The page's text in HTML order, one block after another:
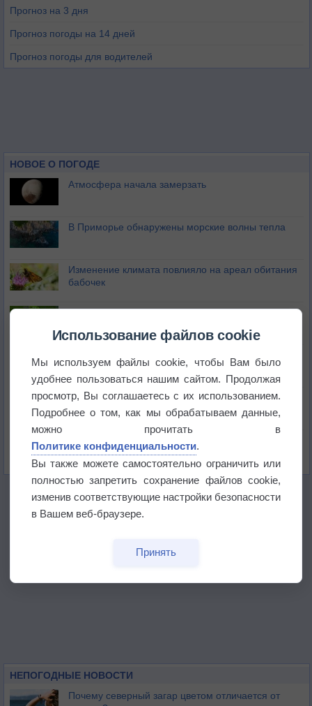
Прогноз на 3 дня
Прогноз погоды на 14 дней
Прогноз погоды для водителей
НОВОЕ О ПОГОДЕ
Атмосфера начала замерзать
В Приморье обнаружены морские волны тепла
Изменение климата повлияло на ареал обитания
бабочек
Погода в Екатеринбурге 6 августа
Погода в Санкт-Петербурге 6 августа
Погода в Москве 6 августа
НЕПОГОДНЫЕ НОВОСТИ
Почему северный загар цветом отличается от
Использование файлов cookie
Мы используем файлы cookie, чтобы Вам было
удобнее пользоваться нашим сайтом. Продолжая
просмотр, Вы соглашаетесь с их использованием.
Подробнее о том, как мы обрабатываем данные,
можно прочитать в
Политике конфиденциальности.
Вы также можете самостоятельно ограничить или
полностью запретить сохранение файлов cookie,
изменив соответствующие настройки безопасности
в Вашем веб-браузере.
Принять